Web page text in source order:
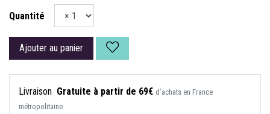
Quantité
Ajouter au panier
Livraison Gratuite à partir de 69€ d’achats en France
métropolitaine